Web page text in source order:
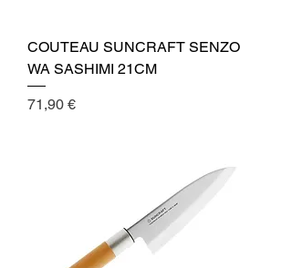
COUTEAU SUNCRAFT SENZO
WA SASHIMI 21CM
Cena
71,90 €